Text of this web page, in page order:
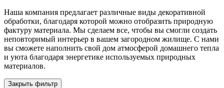
Наша компания предлагает различные виды декоративной
обработки, благодаря которой можно отобразить природную
фактуру материала. Мы сделаем все, чтобы вы смогли создать
неповторимый интерьер в вашем загородном жилище. С нами
вы сможете наполнить свой дом атмосферой домашнего тепла
и уюта благодаря энергетике используемых природных
материалов.
Закрыть фильтр